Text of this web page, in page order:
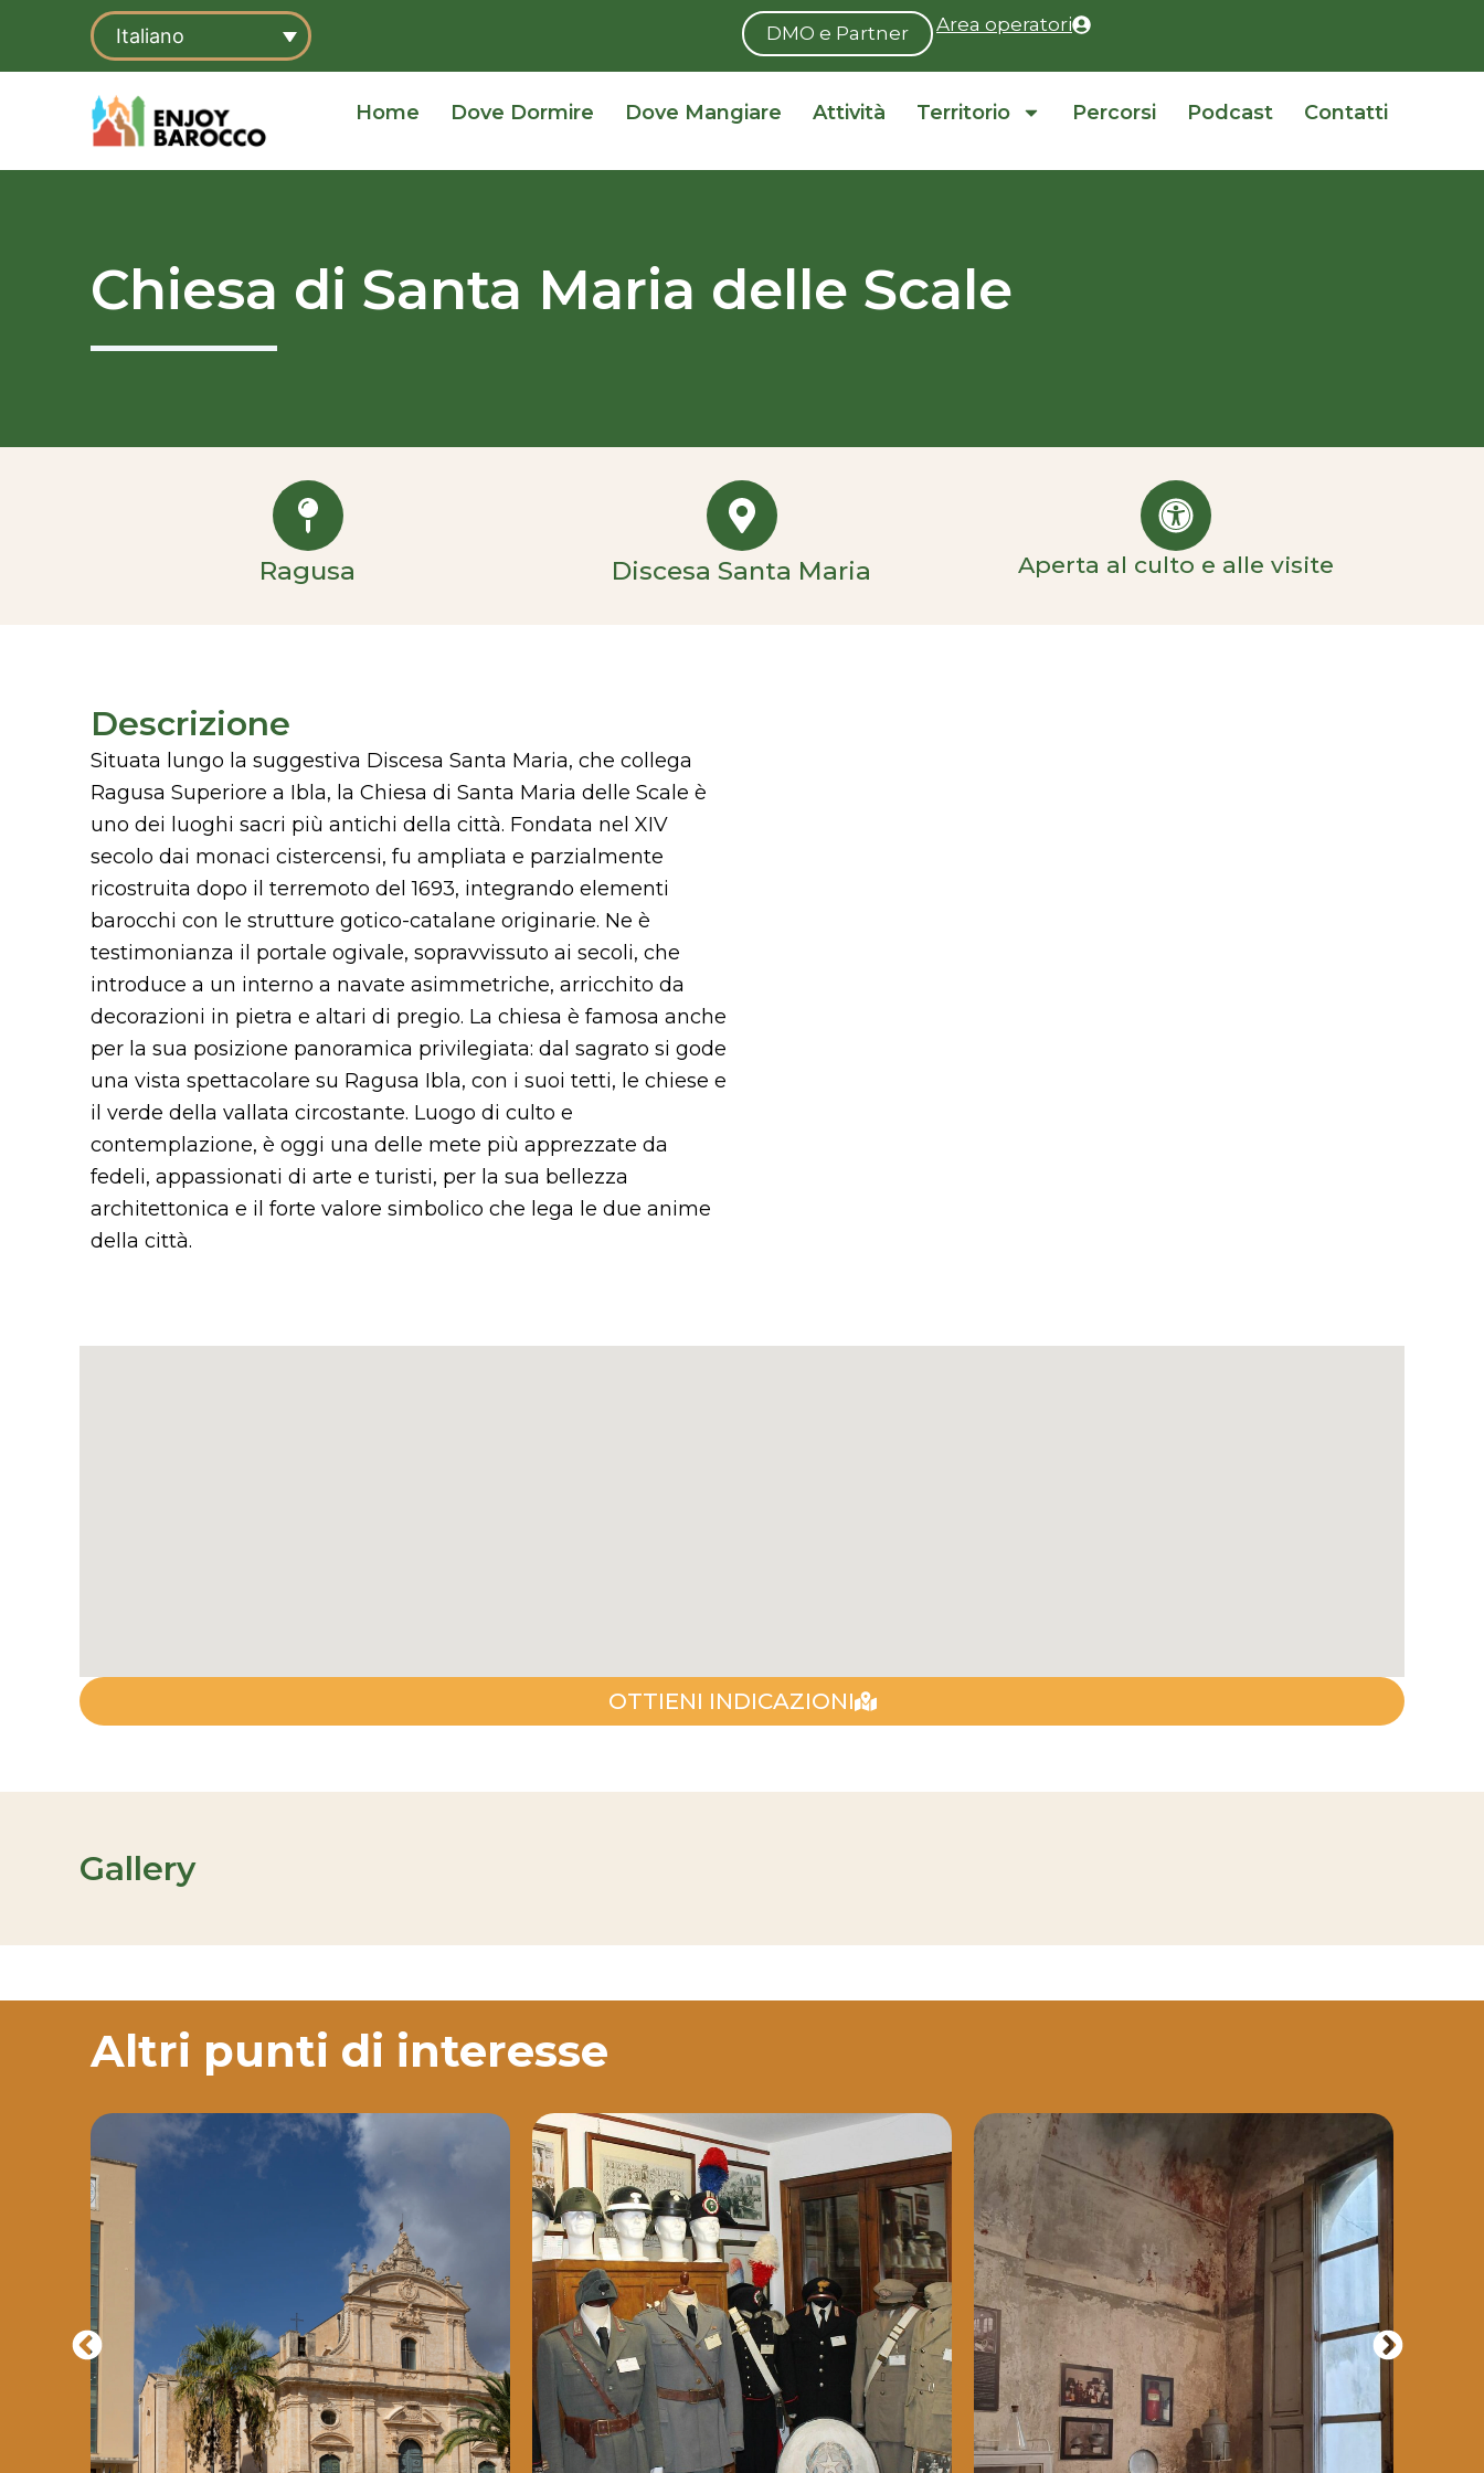
contenuto
Italiano DMO e Partner Area operatori
Home Dove Dormire Dove Mangiare Attività Territorio Percorsi Podcast Contatti
Chiesa di Santa Maria delle Scale
Ragusa Discesa Santa Maria Aperta al culto e alle visite
Descrizione
Situata lungo la suggestiva Discesa Santa Maria, che collega
Ragusa Superiore a Ibla, la Chiesa di Santa Maria delle Scale è
uno dei luoghi sacri più antichi della città. Fondata nel XIV
secolo dai monaci cistercensi, fu ampliata e parzialmente
ricostruita dopo il terremoto del 1693, integrando elementi
barocchi con le strutture gotico-catalane originarie. Ne è
testimonianza il portale ogivale, sopravvissuto ai secoli, che
introduce a un interno a navate asimmetriche, arricchito da
decorazioni in pietra e altari di pregio. La chiesa è famosa anche
per la sua posizione panoramica privilegiata: dal sagrato si gode
una vista spettacolare su Ragusa Ibla, con i suoi tetti, le chiese e
il verde della vallata circostante. Luogo di culto e
contemplazione, è oggi una delle mete più apprezzate da
fedeli, appassionati di arte e turisti, per la sua bellezza
architettonica e il forte valore simbolico che lega le due anime
della città.
OTTIENI INDICAZIONI
Gallery
Altri punti di interesse